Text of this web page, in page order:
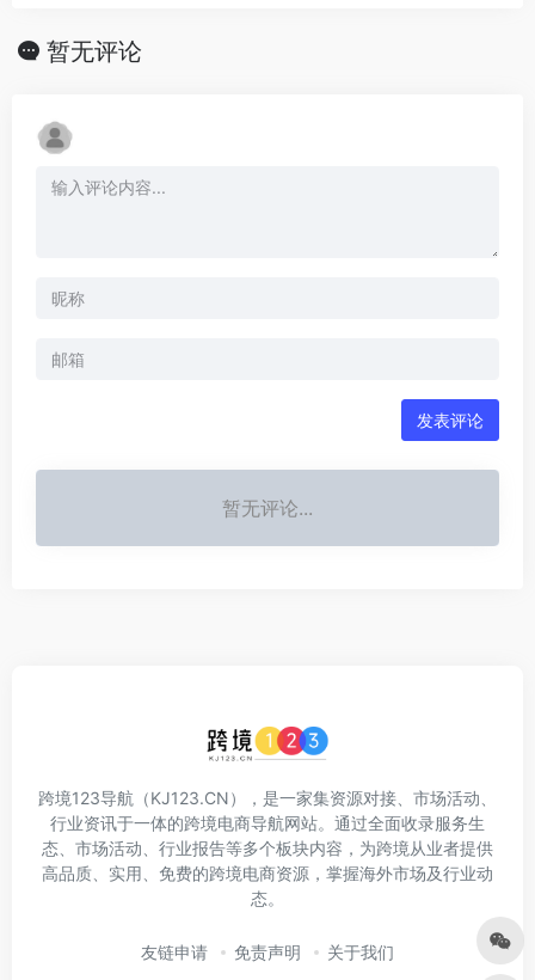
暂无评论
发表评论
暂无评论...
跨境123导航（KJ123.CN），是一家集资源对接、市场活动、
行业资讯于一体的跨境电商导航网站。通过全面收录服务生
态、市场活动、行业报告等多个板块内容，为跨境从业者提供
高品质、实用、免费的跨境电商资源，掌握海外市场及行业动
态。
友链申请 免责声明 关于我们